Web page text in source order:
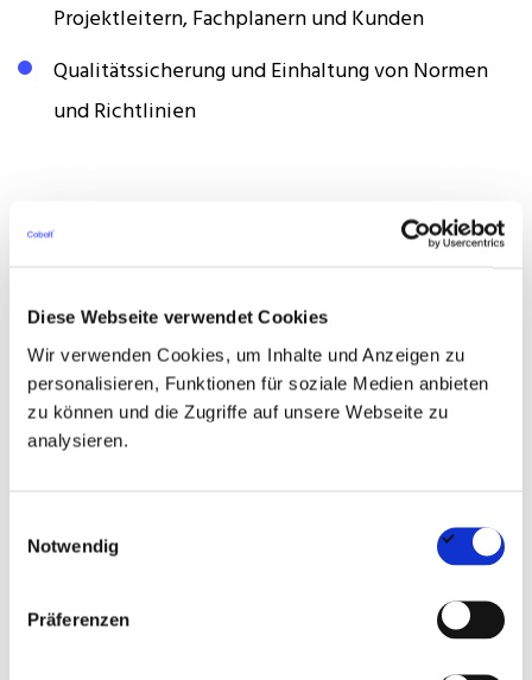
Diese Webseite verwendet Cookies
Wir verwenden Cookies, um Inhalte und Anzeigen zu
personalisieren, Funktionen für soziale Medien anbieten
zu können und die Zugriffe auf unsere Webseite zu
analysieren.
Notwendig
Präferenzen
Projektleitern, Fachplanern und Kunden
Qualitätssicherung und Einhaltung von Normen
und Richtlinien
Das Anforderungsprofil
Bereich, zum Beispiel als Technischer
Systemplaner für Versorgungs- und
Ausrüstungstechnik oder als Technischer
Zeichner für Versorgungstechnik oder als
Berufserfahrung in der CAD-gestützten Planung
innerhalb der technischen Gebäudeausrüstung
oder einem vergleichbaren technischen Umfeld
Sichere Anwendung gängiger CAD-Software in